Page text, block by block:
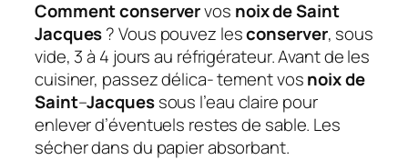
Comment conservervos noix de Saint
Jacques? Vous pouvez lesconserver, sous
vide, 3 à 4 jours au réfrigérateur. Avant de les
cuisiner, passez délica- tement vosnoix de
Saint–Jacquessous l’eau claire pour
enlever d’éventuels restes de sable. Les
sécher dans du papier absorbant.